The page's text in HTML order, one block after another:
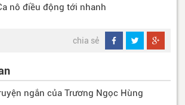
nô điều động tới nhanh
chia sẻ
ngắn của Trương Ngọc Hùng